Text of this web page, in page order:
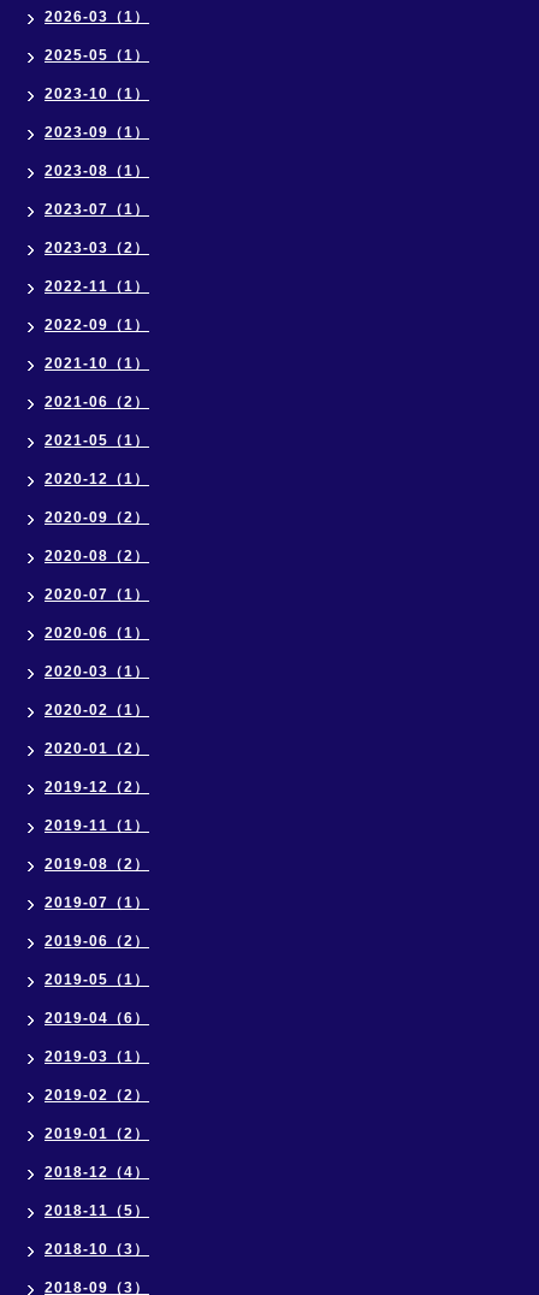
2026-03（1）
2025-05（1）
2023-10（1）
2023-09（1）
2023-08（1）
2023-07（1）
2023-03（2）
2022-11（1）
2022-09（1）
2021-10（1）
2021-06（2）
2021-05（1）
2020-12（1）
2020-09（2）
2020-08（2）
2020-07（1）
2020-06（1）
2020-03（1）
2020-02（1）
2020-01（2）
2019-12（2）
2019-11（1）
2019-08（2）
2019-07（1）
2019-06（2）
2019-05（1）
2019-04（6）
2019-03（1）
2019-02（2）
2019-01（2）
2018-12（4）
2018-11（5）
2018-10（3）
2018-09（3）